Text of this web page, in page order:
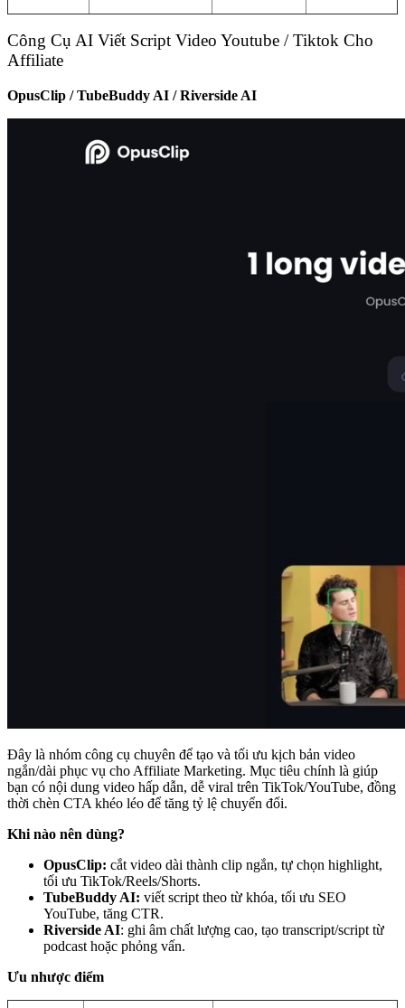
Công Cụ AI Viết Script Video Youtube / Tiktok Cho
Affiliate
OpusClip / TubeBuddy AI / Riverside AI
Đây là nhóm công cụ chuyên để tạo và tối ưu kịch bản video
ngắn/dài phục vụ cho Affiliate Marketing. Mục tiêu chính là giúp
bạn có nội dung video hấp dẫn, dễ viral trên TikTok/YouTube, đồng
thời chèn CTA khéo léo để tăng tỷ lệ chuyển đổi.
Khi nào nên dùng?
OpusClip: cắt video dài thành clip ngắn, tự chọn highlight,
tối ưu TikTok/Reels/Shorts.
TubeBuddy AI: viết script theo từ khóa, tối ưu SEO
YouTube, tăng CTR.
Riverside AI: ghi âm chất lượng cao, tạo transcript/script từ
podcast hoặc phỏng vấn.
Ưu nhược điểm